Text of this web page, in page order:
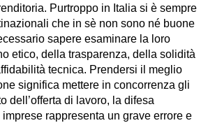
Purtroppo in Italia si è sempre
che in sè non sono né buone
sapere esaminare la loro
etico, della trasparenza, della solidità
tecnica. Prendersi il meglio
significa mettere in concorrenza gli
dell’offerta di lavoro, la difesa
rappresenta un grave errore e